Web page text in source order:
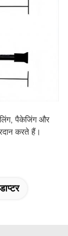
पैकेजिंग और
करते हैं।